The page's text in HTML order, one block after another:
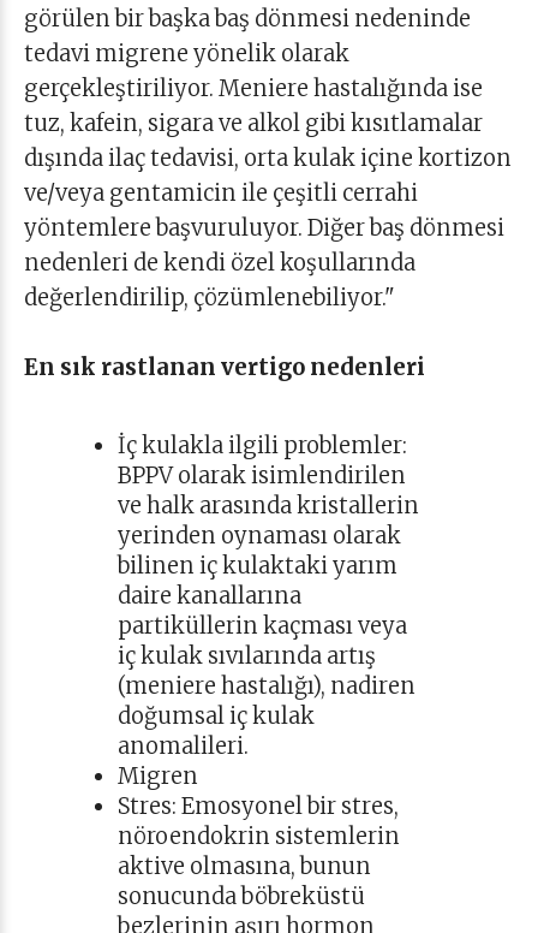
görülen bir başka baş dönmesi nedeninde
tedavi migrene yönelik olarak
gerçekleştiriliyor. Meniere hastalığında ise
tuz, kafein, sigara ve alkol gibi kısıtlamalar
dışında ilaç tedavisi, orta kulak içine kortizon
ve/veya gentamicin ile çeşitli cerrahi
yöntemlere başvuruluyor. Diğer baş dönmesi
nedenleri de kendi özel koşullarında
değerlendirilip, çözümlenebiliyor."
En sık rastlanan vertigo nedenleri
İç kulakla ilgili problemler:
BPPV olarak isimlendirilen
ve halk arasında kristallerin
yerinden oynaması olarak
bilinen iç kulaktaki yarım
daire kanallarına
partiküllerin kaçması veya
iç kulak sıvılarında artış
(meniere hastalığı), nadiren
doğumsal iç kulak
anomalileri.
Migren
Stres: Emosyonel bir stres,
nöroendokrin sistemlerin
aktive olmasına, bunun
sonucunda böbreküstü
bezlerinin aşırı hormon